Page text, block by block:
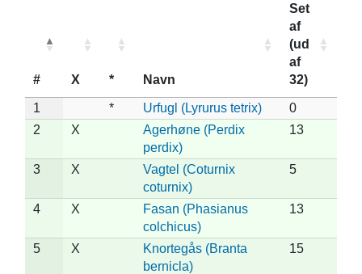
# X * Navn
Set
af
(ud
af
32)
1 * Urfugl (Lyrurus tetrix)
0
2
X
Agerhøne (Perdix
perdix)
13
3 X
Vagtel (Coturnix
coturnix)
5
4 X
Fasan (Phasianus
colchicus)
13
5 X
Knortegås (Branta
bernicla)
15